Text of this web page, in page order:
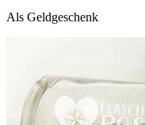
Als Geldgeschenk